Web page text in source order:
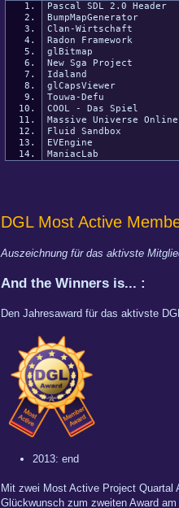
Pascal SDL 2.0
Clan-
Radon
glBitmap
New Sga
Idaland
glCapsViewer
Touwa-Defu
COOL - Das
Massive Universe
Fluid Sandbox
EVEngine
ManiacLab
DGL Most Active
Auszeichnung für das aktivste
And the Winners is... :
Den Jahresaward für das aktivste
2013: end
Mit zwei Most Active Project Quartal
Glückwunsch zum zweiten Award am